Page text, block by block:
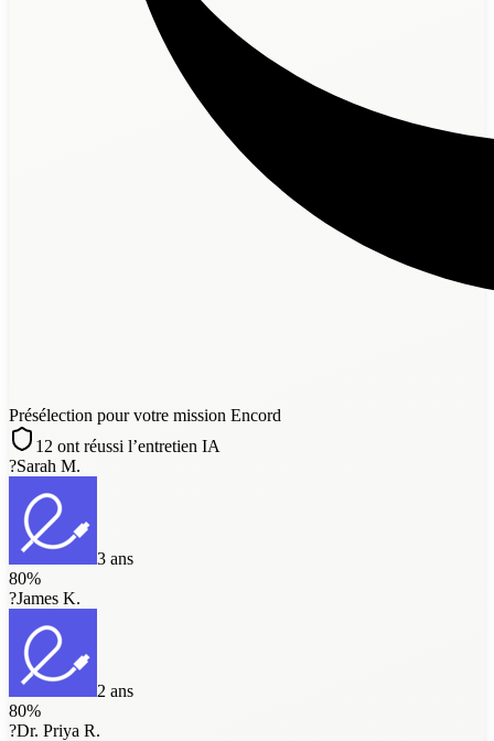
Présélection pour votre mission Encord
12 ont réussi l’entretien IA
?Sarah M.
3 ans
80%
?James K.
2 ans
80%
?Dr. Priya R.